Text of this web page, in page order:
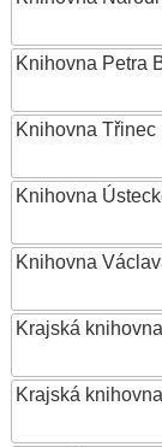
Knihovna Petra
Knihovna Třinec
Knihovna
Knihovna
Krajská
Krajská